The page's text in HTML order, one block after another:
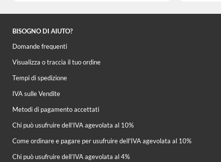
BISOGNO DI AIUTO?
Domande frequenti
Visualizza o traccia il tuo ordine
Tempi di spedizione
IVA sulle Vendite
Metodi di pagamento accettati
Chi può usufruire dell’IVA agevolata al 10%
Come ordinare e pagare per usufruire dell'IVA agevolata al 10%
Chi può usufruire dell’IVA agevolata al 4%